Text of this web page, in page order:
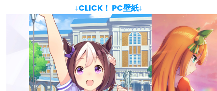
↓CLICK！ PC壁紙↓